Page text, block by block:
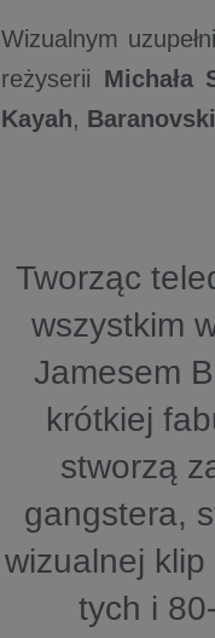
Wizualnym
reżyserii Michała
Kayah,
Tworząc
wszystkim
Jamesem
krótkiej
stworzą
gangstera,
wizualnej
tych i